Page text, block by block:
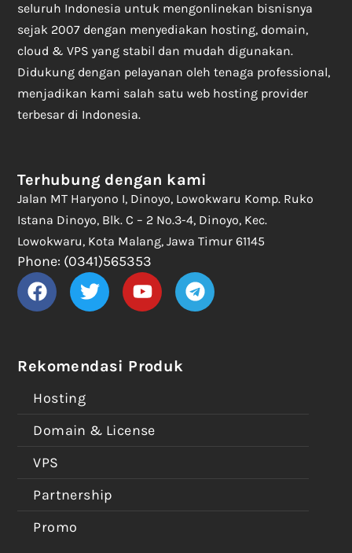
seluruh Indonesia untuk mengonlinekan bisnisnya
sejak 2007 dengan menyediakan hosting, domain,
cloud & VPS yang stabil dan mudah digunakan.
Didukung dengan pelayanan oleh tenaga professional,
menjadikan kami salah satu web hosting provider
terbesar di Indonesia.
Rekomendasi Produk
Hosting
Domain & License
VPS
Partnership
Promo
Terhubung dengan kami
Jalan MT Haryono I, Dinoyo, Lowokwaru Komp. Ruko
Istana Dinoyo, Blk. C – 2 No.3-4, Dinoyo, Kec.
Lowokwaru, Kota Malang, Jawa Timur 61145
Phone: (0341)565353